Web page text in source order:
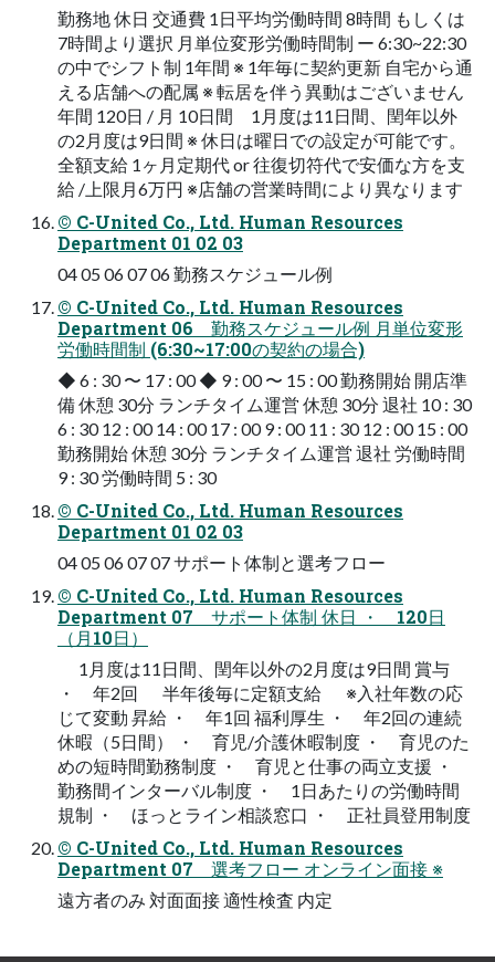
勤務地 休日 交通費 1日平均労働時間 8時間 もしくは
7時間より選択 月単位変形労働時間制 ー 6:30~22:30
の中でシフト制 1年間 ※ 1年毎に契約更新 自宅から通
える店舗への配属 ※ 転居を伴う異動はございません
年間 120日 / 月 10日間 1月度は11日間、閏年以外
の2月度は9日間 ※ 休日は曜日での設定が可能です。
全額支給 1ヶ月定期代 or 往復切符代で安価な方を支
給 /上限月6万円 ※店舗の営業時間により異なります
© C-United Co., Ltd. Human Resources
Department 01 02 03
04 05 06 07 06 勤務スケジュール例
© C-United Co., Ltd. Human Resources
Department 06 勤務スケジュール例 月単位変形
労働時間制 (6:30~17:00の契約の場合)
◆ 6 : 30 〜 17 : 00 ◆ 9 : 00 〜 15 : 00 勤務開始 開店準
備 休憩 30分 ランチタイム運営 休憩 30分 退社 10 : 30
6 : 30 12 : 00 14 : 00 17 : 00 9 : 00 11 : 30 12 : 00 15 : 00
勤務開始 休憩 30分 ランチタイム運営 退社 労働時間
9 : 30 労働時間 5 : 30
© C-United Co., Ltd. Human Resources
Department 01 02 03
04 05 06 07 07 サポート体制と選考フロー
© C-United Co., Ltd. Human Resources
Department 07 サポート体制 休日 ・ 120日
（月10日）
1月度は11日間、閏年以外の2月度は9日間 賞与
・ 年2回 半年後毎に定額支給 ※入社年数の応
じて変動 昇給 ・ 年1回 福利厚生 ・ 年2回の連続
休暇（5日間） ・ 育児/介護休暇制度 ・ 育児のた
めの短時間勤務制度 ・ 育児と仕事の両立支援 ・
勤務間インターバル制度 ・ 1日あたりの労働時間
規制 ・ ほっとライン相談窓口 ・ 正社員登用制度
© C-United Co., Ltd. Human Resources
Department 07 選考フロー オンライン面接 ※
遠方者のみ 対面面接 適性検査 内定